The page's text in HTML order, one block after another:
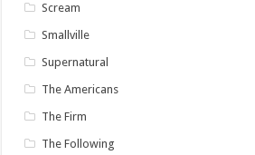
Scream
Smallville
Supernatural
The Americans
The Firm
The Following